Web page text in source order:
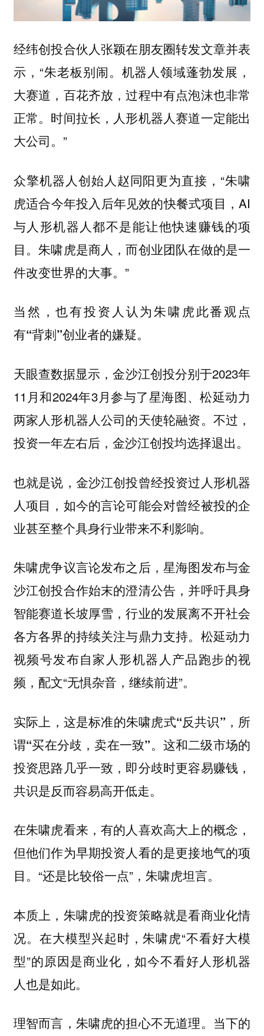
经纬创投合伙人张颖在朋友圈转发文章并表
示，“朱老板别闹。机器人领域蓬勃发展，
大赛道，百花齐放，过程中有点泡沫也非常
正常。时间拉长，人形机器人赛道一定能出
大公司。”
众擎机器人创始人赵同阳更为直接，“朱啸
虎适合今年投入后年见效的快餐式项目，AI
与人形机器人都不是能让他快速赚钱的项
目。朱啸虎是商人，而创业团队在做的是一
件改变世界的大事。”
当然，也有投资人认为朱啸虎此番观点
有“背刺”创业者的嫌疑。
天眼查数据显示，金沙江创投分别于2023年
11月和2024年3月参与了星海图、松延动力
两家人形机器人公司的天使轮融资。不过，
投资一年左右后，金沙江创投均选择退出。
也就是说，金沙江创投曾经投资过人形机器
人项目，如今的言论可能会对曾经被投的企
业甚至整个具身行业带来不利影响。
朱啸虎争议言论发布之后，星海图发布与金
沙江创投合作始末的澄清公告，并呼吁具身
智能赛道长坡厚雪，行业的发展离不开社会
各方各界的持续关注与鼎力支持。松延动力
视频号发布自家人形机器人产品跑步的视
频，配文“无惧杂音，继续前进”。
实际上，这是标准的朱啸虎式“反共识”，所
谓“买在分歧，卖在一致”。 这和二级市场的
投资思路几乎一致，即分歧时更容易赚钱，
共识是反而容易高开低走。
在朱啸虎看来，有的人喜欢高大上的概念，
但他们作为早期投资人看的是更接地气的项
目。“还是比较俗一点”，朱啸虎坦言。
本质上，朱啸虎的投资策略就是看商业化情
况。在大模型兴起时，朱啸虎“不看好大模
型”的原因是商业化，如今不看好人形机器
人也是如此。
理智而言，朱啸虎的担心不无道理。当下的